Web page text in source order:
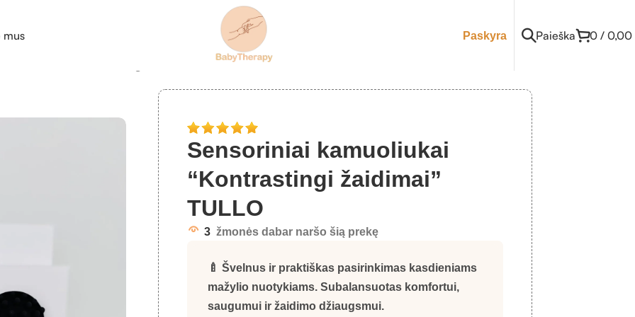
mus Paskyra Paieška 0 / 0,00
kamuoliukai “Kontrastingi žaidimai” TULLO
Sensoriniai kamuoliukai
“Kontrastingi žaidimai”
TULLO
3 žmonės dabar naršo šią prekę
🍼 Švelnus ir praktiškas pasirinkimas kasdieniams
mažylio nuotykiams. Subalansuotas komfortui,
saugumui ir žaidimo džiaugsmui.